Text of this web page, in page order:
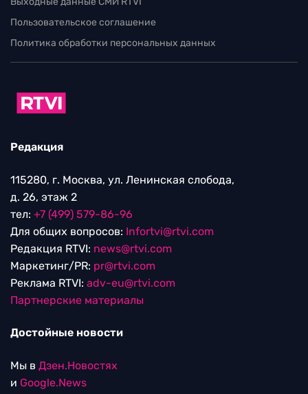
Пользовательское соглашение
Политика обработки персональных данных
Редакция
115280, г. Москва, ул. Ленинская слобода,
д. 26, этаж 2
тел: +7 (499) 579-86-96
Для общих вопросов: Infortvi@rtvi.com
Редакция RTVI: news@rtvi.com
Маркетинг/PR: pr@rtvi.com
Реклама RTVI: adv-eu@rtvi.com
Партнерские материалы
Достойные новости
Мы в Дзен.Новостях
и Google.News